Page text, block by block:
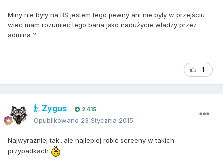
Miny nie były na BS jestem tego pewny ani nie były w przejściu
wiec mam rozumieć tego bana jako nadużycie władzy przez
admina ?
1
Zygus 2 415
Opublikowano 23 Stycznia 2015
Najwyraźniej tak...ale najlepiej robić screeny w takich
przypadkach